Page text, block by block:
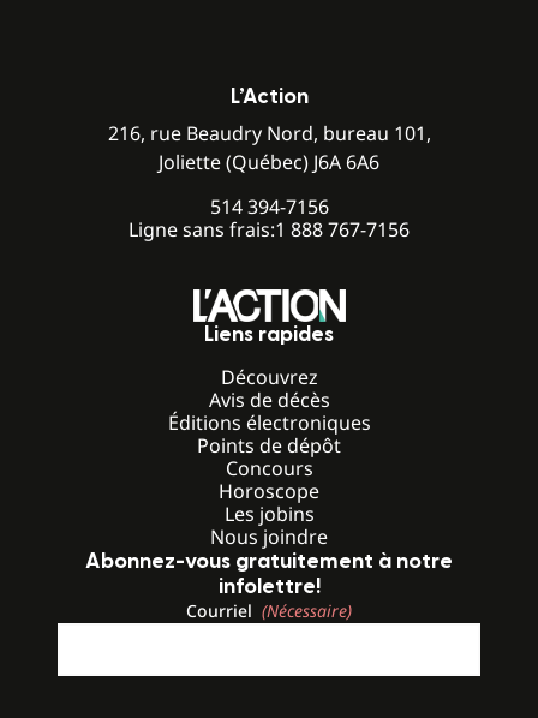
L’Action
216, rue Beaudry Nord, bureau 101,
Joliette (Québec) J6A 6A6
514 394-7156
Ligne sans frais:1 888 767-7156
Liens rapides
Découvrez
Avis de décès
Éditions électroniques
Points de dépôt
Concours
Horoscope
Les jobins
Nous joindre
Abonnez-vous gratuitement à notre
infolettre!
Courriel (Nécessaire)